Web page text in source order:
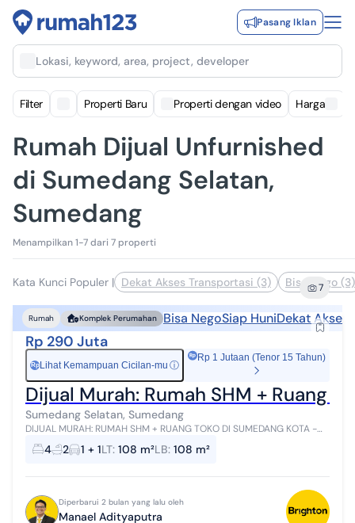
Pasang Iklan
Lokasi, keyword, area, project, developer
Filter Properti Baru Properti dengan video Harga
Rumah Dijual Unfurnished
di Sumedang Selatan,
Sumedang
Menampilkan 1-7 dari 7 properti
Kata Kunci Populer | Dekat Akses Transportasi (3) Bisa Nego (3)
7
Rumah Komplek Perumahan Bisa NegoSiap HuniDekat Akses
Rp 290 Juta
Rp Lihat Kemampuan Cicilan-mu ⓘ
Rp 1 Jutaan (Tenor 15 Tahun)
Dijual Murah: Rumah SHM + Ruang
Sumedang Selatan, Sumedang
DIJUAL MURAH: RUMAH SHM + RUANG TOKO DI SUMEDANG KOTA -
CUMA 290 JUTA (NEGO SAMPAI JADI) Lokasi Strategis & Pusat Kota
(Sumedang Selatan): Komple...
4 2 1 + 1LT: 108 m²LB: 108 m²
Diperbarui 2 bulan yang lalu oleh
Manael Adityaputra